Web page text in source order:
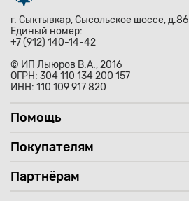
г. Сыктывкар, Сысольское шоссе, д.86
Единый номер:
+7 (912) 140-14-42
© ИП Лыюров В.А., 2016
ОГРН: 304 110 134 200 157
ИНН: 110 109 917 820
Помощь
Покупателям
Партнёрам